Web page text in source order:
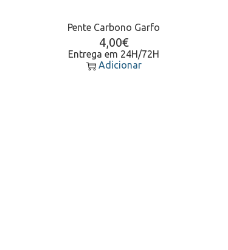
Pente Carbono Garfo
4,00€
Entrega em 24H/72H
Adicionar